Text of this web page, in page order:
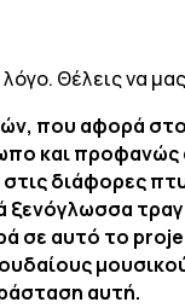
Θέλεις να
που αφορά
και
διάφορες
σε αυτό το
παράσταση αυτή.